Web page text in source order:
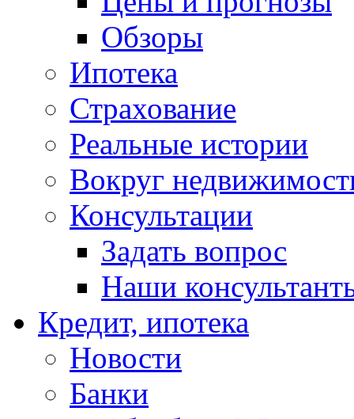
Обзоры
Ипотека
Страхование
Реальные истории
Вокруг
Консультации
Задать вопрос
Наши
Кредит, ипотека
Новости
Банки